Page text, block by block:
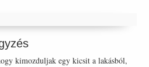
kimozduljak egy kicsit a lakásból,